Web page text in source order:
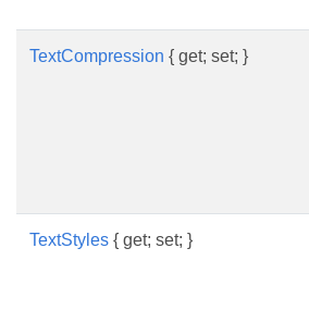
TextCompression { get; set; }
TextStyles { get; set; }